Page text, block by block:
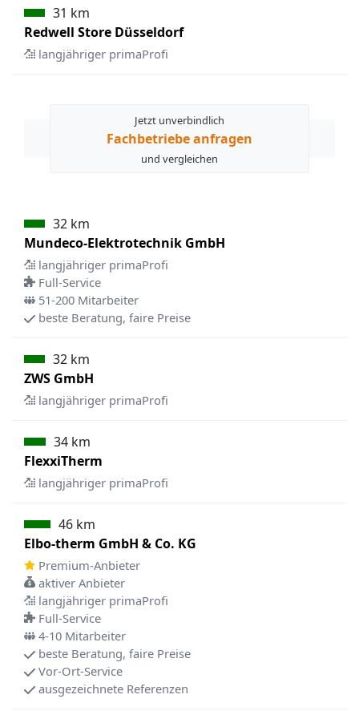
31 km
Redwell Store Düsseldorf
langjähriger primaProfi
Jetzt unverbindlich
Fachbetriebe anfragen
und vergleichen
32 km
Mundeco-Elektrotechnik GmbH
langjähriger primaProfi
Full-Service
51-200 Mitarbeiter
beste Beratung, faire Preise
32 km
ZWS GmbH
langjähriger primaProfi
34 km
FlexxiTherm
langjähriger primaProfi
46 km
Elbo-therm GmbH & Co. KG
Premium-Anbieter
aktiver Anbieter
langjähriger primaProfi
Full-Service
4-10 Mitarbeiter
beste Beratung, faire Preise
Vor-Ort-Service
ausgezeichnete Referenzen